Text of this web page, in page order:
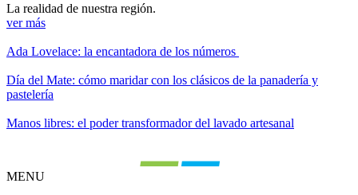
La realidad de nuestra región.
ver más
Ada Lovelace: la encantadora de los números
Día del Mate: cómo maridar con los clásicos de la panadería y
pastelería
Manos libres: el poder transformador del lavado artesanal
MENU